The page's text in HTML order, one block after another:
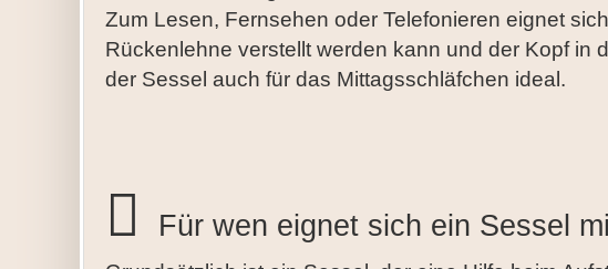
Zum Lesen, Fernsehen oder Telefonieren eignet
Rückenlehne verstellt werden kann und der Kopf in
der Sessel auch für das Mittagsschläfchen ideal.
Für wen eignet sich ein Sessel